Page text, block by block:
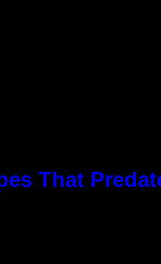
That